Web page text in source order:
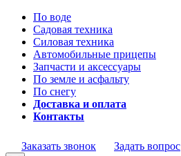
По воде
Садовая техника
Силовая техника
Автомобильные прицепы
Запчасти и аксессуары
По земле и асфальту
По снегу
Доставка и оплата
Контакты
Заказать звонок Задать вопрос